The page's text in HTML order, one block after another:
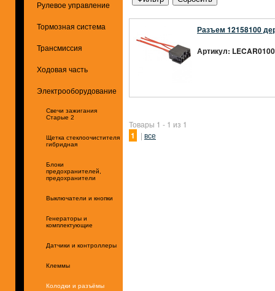
Рулевое управление
Тормозная система
Трансмиссия
Ходовая часть
Электрооборудование
Свечи зажигания
Старые 2
Щетка стеклоочистителя
гибридная
Блоки
предохранителей,
предохранители
Выключатели и кнопки
Генераторы и
комплектующие
Датчики и контроллеры
Клеммы
Колодки и разъёмы
Разъем 12158100
Артикул:
Товары 1 - 1 из 1
1 | все